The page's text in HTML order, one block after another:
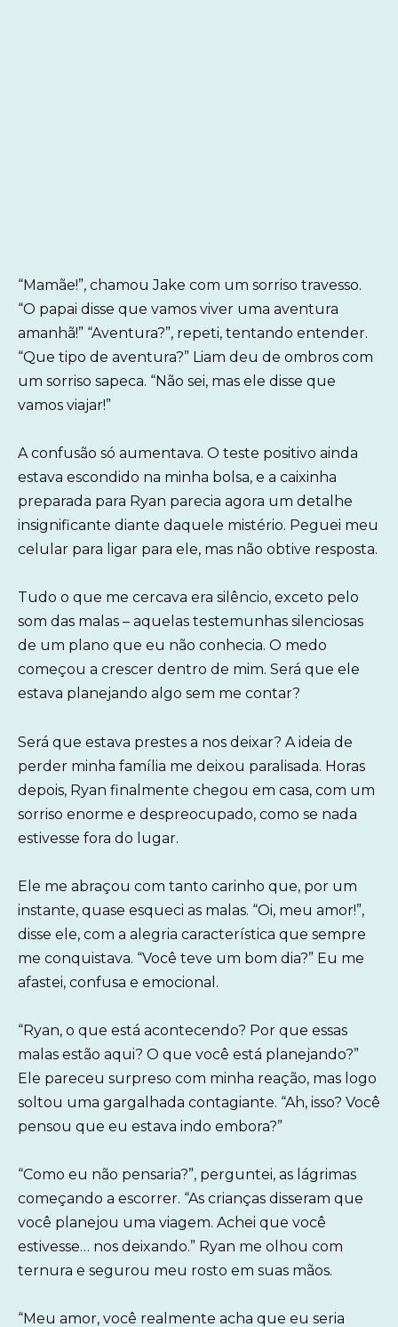
“Mamãe!”, chamou Jake com um sorriso travesso.
“O papai disse que vamos viver uma aventura
amanhã!” “Aventura?”, repeti, tentando entender.
“Que tipo de aventura?” Liam deu de ombros com
um sorriso sapeca. “Não sei, mas ele disse que
vamos viajar!”
A confusão só aumentava. O teste positivo ainda
estava escondido na minha bolsa, e a caixinha
preparada para Ryan parecia agora um detalhe
insignificante diante daquele mistério. Peguei meu
celular para ligar para ele, mas não obtive resposta.
Tudo o que me cercava era silêncio, exceto pelo
som das malas – aquelas testemunhas silenciosas
de um plano que eu não conhecia. O medo
começou a crescer dentro de mim. Será que ele
estava planejando algo sem me contar?
Será que estava prestes a nos deixar? A ideia de
perder minha família me deixou paralisada. Horas
depois, Ryan finalmente chegou em casa, com um
sorriso enorme e despreocupado, como se nada
estivesse fora do lugar.
Ele me abraçou com tanto carinho que, por um
instante, quase esqueci as malas. “Oi, meu amor!”,
disse ele, com a alegria característica que sempre
me conquistava. “Você teve um bom dia?” Eu me
afastei, confusa e emocional.
“Ryan, o que está acontecendo? Por que essas
malas estão aqui? O que você está planejando?”
Ele pareceu surpreso com minha reação, mas logo
soltou uma gargalhada contagiante. “Ah, isso? Você
pensou que eu estava indo embora?”
“Como eu não pensaria?”, perguntei, as lágrimas
começando a escorrer. “As crianças disseram que
você planejou uma viagem. Achei que você
estivesse… nos deixando.” Ryan me olhou com
ternura e segurou meu rosto em suas mãos.
“Meu amor, você realmente acha que eu seria